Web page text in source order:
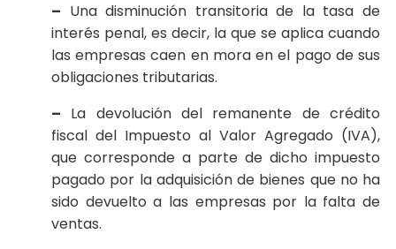
– Una disminución transitoria de la tasa de
interés penal, es decir, la que se aplica cuando
las empresas caen en mora en el pago de sus
obligaciones tributarias.
– La devolución del remanente de crédito
fiscal del Impuesto al Valor Agregado (IVA),
que corresponde a parte de dicho impuesto
pagado por la adquisición de bienes que no ha
sido devuelto a las empresas por la falta de
ventas.